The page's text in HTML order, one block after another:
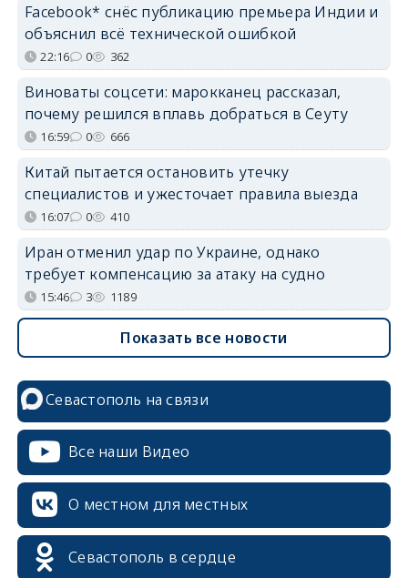
Facebook* снёс публикацию премьера Индии и
объяснил всё технической ошибкой
22:16 0 362
Виноваты соцсети: марокканец рассказал,
почему решился вплавь добраться в Сеуту
16:59 0 666
Китай пытается остановить утечку
специалистов и ужесточает правила выезда
16:07 0 410
Иран отменил удар по Украине, однако
требует компенсацию за атаку на судно
15:46 3 1189
Показать все новости
Севастополь на связи
Все наши Видео
О местном для местных
Севастополь в сердце